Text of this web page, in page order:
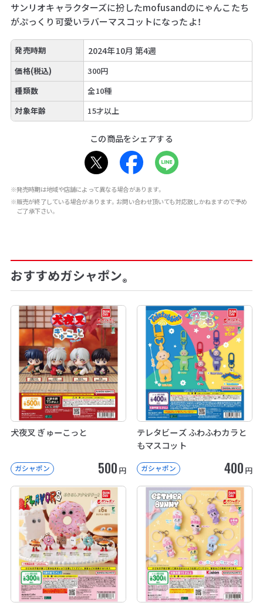
サンリオキャラクターズに扮したmofusandのにゃんこたち
がぷっくり可愛いラバーマスコットになったよ！
発売時期 2024年10月 第4週
価格(税込)
300円
種類数
全10種
対象年齢
15才以上
この商品をシェアする
※発売時期は地域や店舗によって異なる場合があります。
※販売が終了している場合があります。お問い合わせ頂いても対応致しかねますので予め
ご了承下さい。
おすすめガシャポン®
犬夜叉 ぎゅーこっと
ガシャポン 500 円
テレタビーズ ふわふわカラと
もマスコット
ガシャポン 400 円